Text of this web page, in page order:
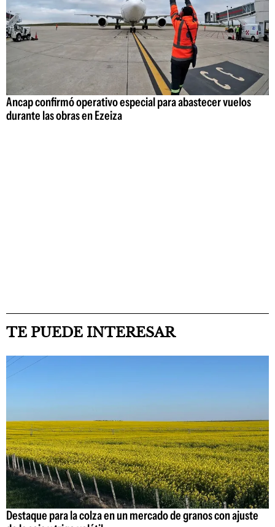
Ancap confirmó operativo especial para abastecer vuelos
durante las obras en Ezeiza
TE PUEDE INTERESAR
Destaque para la colza en un mercado de granos con ajuste